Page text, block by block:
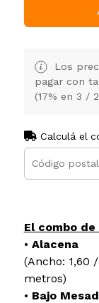
Los
pagar con
(17% en 3 /
Calculá el
El combo
• Alacena
(Ancho: 1,60
metros)
• Bajo